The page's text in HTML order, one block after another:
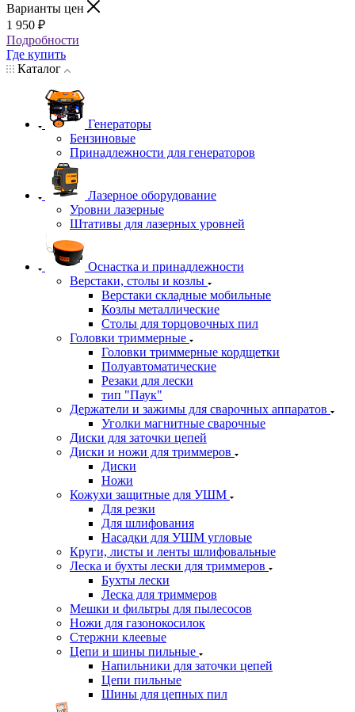
Варианты цен
1 950 ₽
Подробности
Где купить
Каталог
Генераторы
Бензиновые
Принадлежности для генераторов
Лазерное оборудование
Уровни лазерные
Штативы для лазерных уровней
Оснастка и принадлежности
Верстаки, столы и козлы
Верстаки складные мобильные
Козлы металлические
Столы для торцовочных пил
Головки триммерные
Головки триммерные кордщетки
Полуавтоматические
Резаки для лески
тип "Паук"
Держатели и зажимы для сварочных аппаратов
Уголки магнитные сварочные
Диски для заточки цепей
Диски и ножи для триммеров
Диски
Ножи
Кожухи защитные для УШМ
Для резки
Для шлифования
Насадки для УШМ угловые
Круги, листы и ленты шлифовальные
Леска и бухты лески для триммеров
Бухты лески
Леска для триммеров
Мешки и фильтры для пылесосов
Ножи для газонокосилок
Стержни клеевые
Цепи и шины пильные
Напильники для заточки цепей
Цепи пильные
Шины для цепных пил